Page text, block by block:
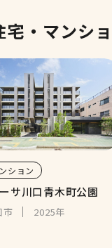
宅・マンシ
ション
サ川口青木町公園
市 2025年